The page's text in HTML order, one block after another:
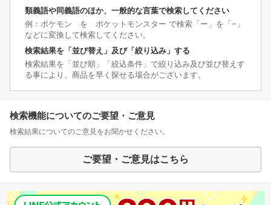
類義語や同義語のほか、一般的な言葉で検索してください
例：ポケモン を ポケットモンスター で検索「ー」を「−」
などに変換して検索してください。
検索結果を「並び替え」及び「絞り込み」する
検索結果を「並び順」「絞込条件」で絞り込み及び並び替えす
る事により、商品を早く探せる場合がございます。
検索機能についてのご要望・ご意見
検索結果についてのご意見をお聞かせください。
ご要望・ご意見はこちら